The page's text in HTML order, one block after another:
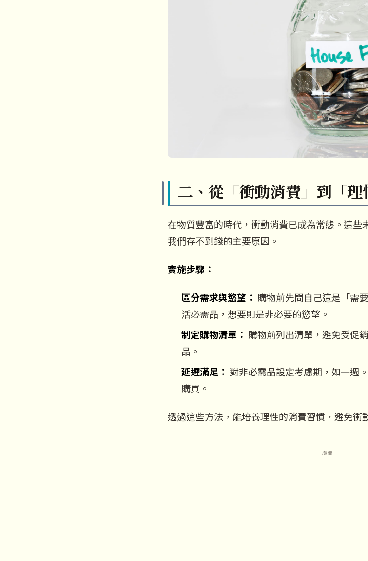
二、從「衝動消費」到「理
在物質豐富的時代，衝動消費已成為常態。這些
我們存不到錢的主要原因。
實施步驟：
區分需求與慾望： 購物前先問自己這是「需
活必需品，想要則是非必要的慾望。
制定購物清單： 購物前列出清單，避免受促
品。
延遲滿足： 對非必需品設定考慮期，如一週
購買。
透過這些方法，能培養理性的消費習慣，避免衝